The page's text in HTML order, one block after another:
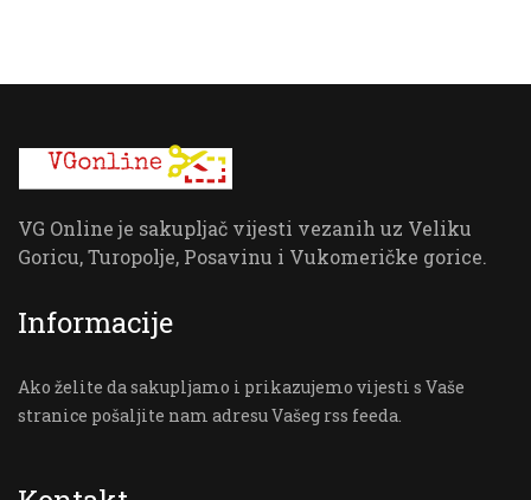
VG Online je sakupljač vijesti vezanih uz Veliku
Goricu, Turopolje, Posavinu i Vukomeričke gorice.
Informacije
Ako želite da sakupljamo i prikazujemo vijesti s Vaše
stranice pošaljite nam adresu Vašeg rss feeda.